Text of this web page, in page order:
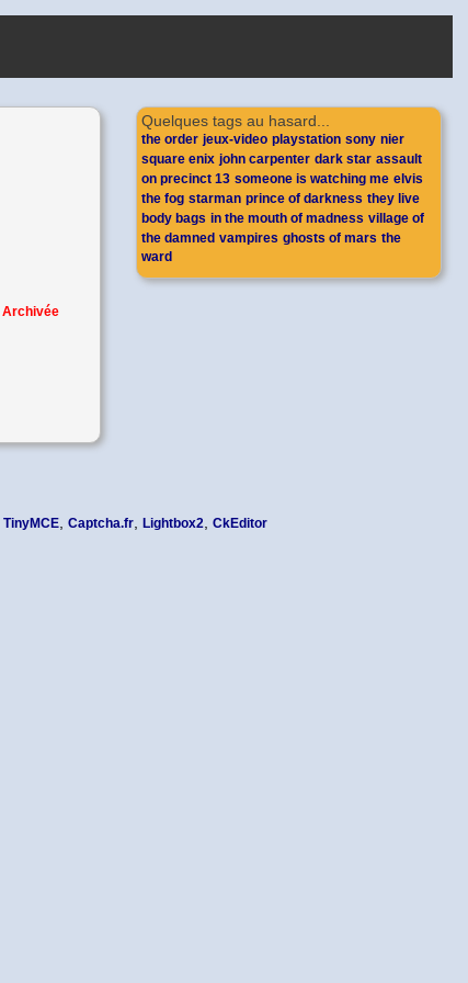
Quelques tags au hasard...
the order jeux-video playstation sony nier
square enix john carpenter dark star assault
on precinct 13 someone is watching me elvis
the fog starman prince of darkness they live
body bags in the mouth of madness village of
the damned vampires ghosts of mars the
ward
Archivée
TinyMCE Captcha.fr Lightbox2 CkEditor